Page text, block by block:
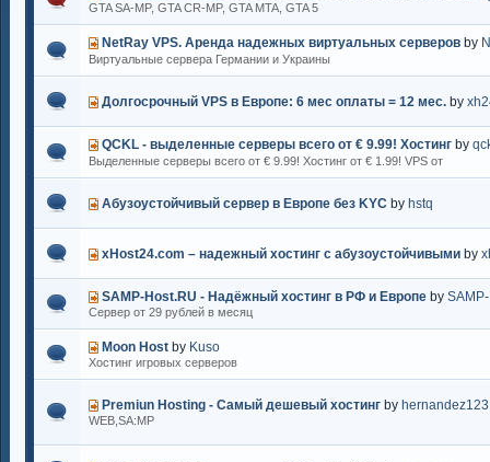
GTA SA-MP, GTA CR-MP, GTA MTA, GTA 5
NetRay VPS. Аренда надежных виртуальных серверов by
Виртуальные сервера Германии и Украины
Долгосрочный VPS в Европе: 6 мес оплаты = 12 мес. by
QCKL - выделенные серверы всего от € 9.99! Хостинг by
Выделенные серверы всего от € 9.99! Хостинг от € 1.99! VPS от
Абузоустойчивый сервер в Европе без KYC by hstq
xHost24.com – надежный хостинг с абузоустойчивыми by
SAMP-Host.RU - Надёжный хостинг в РФ и Европе by
Сервер от 29 рублей в месяц
Moon Host by Kuso
Хостинг игровых серверов
Premiun Hosting - Самый дешевый хостинг by hernandez123
WEB,SA:MP